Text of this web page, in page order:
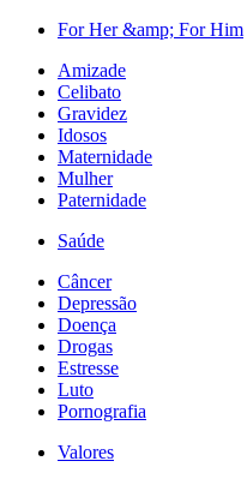
For Her &amp; For Him
Amizade
Celibato
Gravidez
Idosos
Maternidade
Mulher
Paternidade
Saúde
Câncer
Depressão
Doença
Drogas
Estresse
Luto
Pornografia
Valores